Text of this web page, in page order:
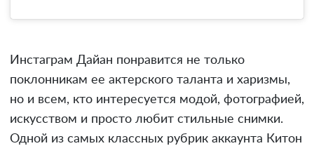
Инстаграм Дайан понравится не только
поклонникам ее актерского таланта и харизмы,
но и всем, кто интересуется модой, фотографией,
искусством и просто любит стильные снимки.
Одной из самых классных рубрик аккаунта Китон